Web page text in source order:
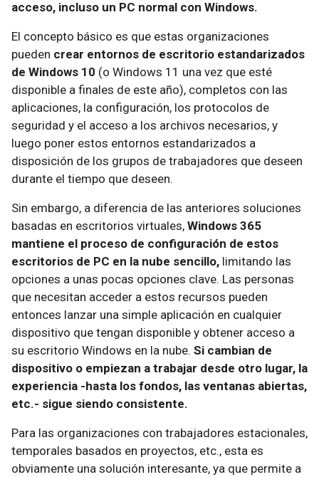
acceso, incluso un PC normal con Windows.
El concepto básico es que estas organizaciones
pueden crear entornos de escritorio estandarizados
de Windows 10 (o Windows 11 una vez que esté
disponible a finales de este año), completos con las
aplicaciones, la configuración, los protocolos de
seguridad y el acceso a los archivos necesarios, y
luego poner estos entornos estandarizados a
disposición de los grupos de trabajadores que deseen
durante el tiempo que deseen.
Sin embargo, a diferencia de las anteriores soluciones
basadas en escritorios virtuales, Windows 365
mantiene el proceso de configuración de estos
escritorios de PC en la nube sencillo, limitando las
opciones a unas pocas opciones clave. Las personas
que necesitan acceder a estos recursos pueden
entonces lanzar una simple aplicación en cualquier
dispositivo que tengan disponible y obtener acceso a
su escritorio Windows en la nube. Si cambian de
dispositivo o empiezan a trabajar desde otro lugar, la
experiencia -hasta los fondos, las ventanas abiertas,
etc.- sigue siendo consistente.
Para las organizaciones con trabajadores estacionales,
temporales basados en proyectos, etc., esta es
obviamente una solución interesante, ya que permite a